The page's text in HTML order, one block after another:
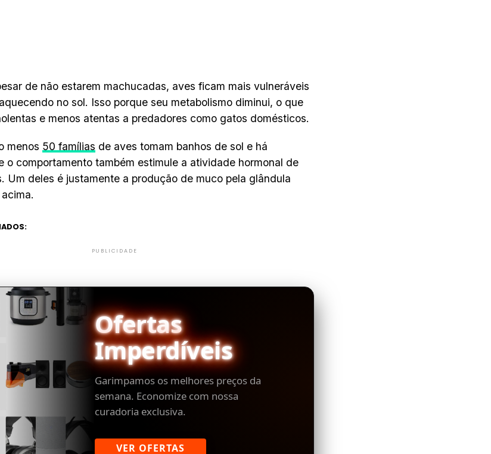
de não estarem machucadas, aves ficam mais vulneráveis
no sol. Isso porque seu metabolismo diminui, o que
e menos atentas a predadores como gatos domésticos.
menos 50 famílias de aves tomam banhos de sol e há
o comportamento também estimule a atividade hormonal de
Um deles é justamente a produção de muco pela glândula
PUBLICIDADE
Ofertas
Imperdíveis
Garimpamos os melhores preços da
semana. Economize com nossa
curadoria exclusiva.
VER OFERTAS